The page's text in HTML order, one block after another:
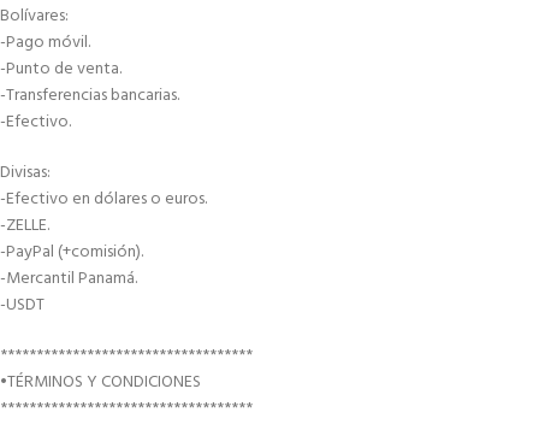
Bolívares:
-Pago móvil.
-Punto de venta.
-Transferencias bancarias.
-Efectivo.
Divisas:
-Efectivo en dólares o euros.
-ZELLE.
-PayPal (+comisión).
-Mercantil Panamá.
-USDT
***********************************
•TÉRMINOS Y CONDICIONES
***********************************